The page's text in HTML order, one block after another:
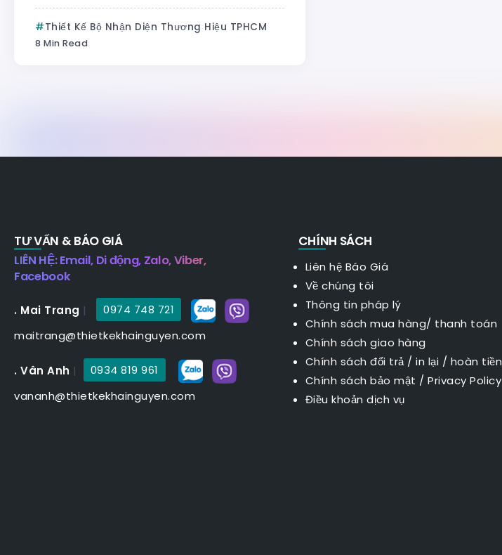
Thiết Kế Bộ Nhận Diện Thương Hiệu TPHCM
8 Min Read
TƯ VẤN & BÁO GIÁ
LIÊN HỆ: Email, Di động, Zalo, Viber,
Facebook
. Mai Trang |
0974 748 721
maitrang@thietkekhainguyen.com
. Vân Anh |
0934 819 961
vananh@thietkekhainguyen.com
CHÍNH SÁCH
Liên hệ Báo Giá
Về chúng tôi
Thông tin pháp lý
Chính sách mua hàng/ thanh toán
Chính sách giao hàng
Chính sách đổi trả / in lại / hoàn tiền
Chính sách bảo mật /Privacy Policy
Điều khoản dịch vụ